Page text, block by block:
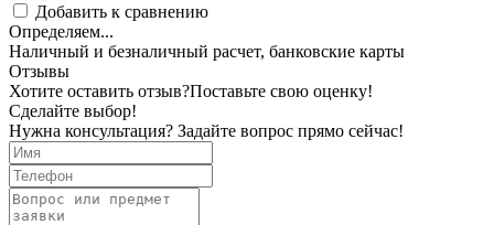
Добавить к сравнению
Определяем...
Наличный и безналичный расчет, банковские карты
Отзывы
Хотите оставить отзыв?Поставьте свою оценку!
Сделайте выбор!
Нужна консультация? Задайте вопрос прямо сейчас!